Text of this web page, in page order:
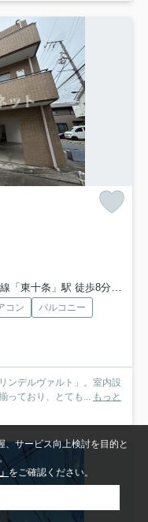
「東十条」駅 徒歩8分
コン
バルコニー
ンデルヴァルト」。室内設
っており、とても... もっと
サービス向上検討を目的と
をご確認ください。